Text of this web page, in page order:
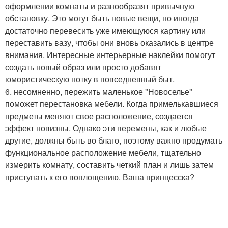
оформлении комнаты и разнообразят привычную
обстановку. Это могут быть новые вещи, но иногда
достаточно перевесить уже имеющуюся картину или
переставить вазу, чтобы они вновь оказались в центре
внимания. Интересные интерьерные наклейки помогут
создать новый образ или просто добавят
юмористическую нотку в повседневный быт.
6. несомненно, пережить маленькое "Новоселье"
поможет перестановка мебели. Когда примелькавшиеся
предметы меняют свое расположение, создается
эффект новизны. Однако эти перемены, как и любые
другие, должны быть во благо, поэтому важно продумать
функциональное расположение мебели, тщательно
измерить комнату, составить четкий план и лишь затем
приступать к его воплощению. Ваша принцесска?